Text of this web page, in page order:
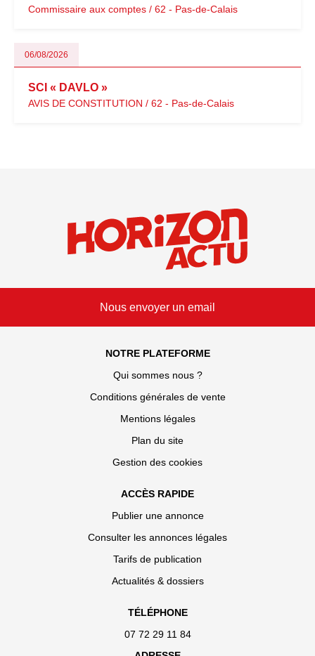
Commissaire aux comptes / 62 - Pas-de-Calais
06/08/2026
SCI « DAVLO »
AVIS DE CONSTITUTION / 62 - Pas-de-Calais
Nous envoyer un email
NOTRE PLATEFORME
Qui sommes nous ?
Conditions générales de vente
Mentions légales
Plan du site
Gestion des cookies
ACCÈS RAPIDE
Publier une annonce
Consulter les annonces légales
Tarifs de publication
Actualités & dossiers
TÉLÉPHONE
07 72 29 11 84